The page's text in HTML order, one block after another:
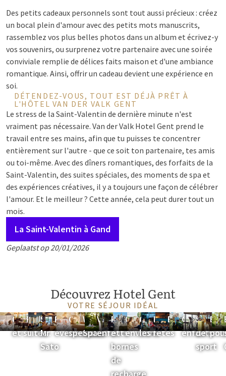
Des petits cadeaux personnels sont tout aussi précieux : créez
un bocal plein d'amour avec des petits mots manuscrits,
rassemblez vos plus belles photos dans un album et écrivez-y
vos souvenirs, ou surprenez votre partenaire avec une soirée
conviviale remplie de délices faits maison et d'une ambiance
romantique. Ainsi, offrir un cadeau devient une expérience en
soi.
DÉTENDEZ-VOUS, TOUT EST DÉJÀ PRÊT À
L'HÔTEL VAN DER VALK GENT
Le stress de la Saint-Valentin de dernière minute n'est
vraiment pas nécessaire. Van der Valk Hotel Gent prend le
travail entre ses mains, afin que tu puisses te concentrer
entièrement sur l'autre - que ce soit ton partenaire, tes amis
ou toi-même. Avec des dîners romantiques, des forfaits de la
Saint-Valentin, des suites spéciales, des moments de spa et
des expériences créatives, il y a toujours une façon de célébrer
l'amour. Et le meilleur ? Cette année, cela peut durer tout un
mois.
La Saint-Valentin à Gand
Geplaatst op 20/01/2026
Découvrez Hotel Gent
VOTRE SÉJOUR IDÉAL
Chambres
et suites
Restaurants
Skybar
Mr.
Sato
Réunions et
événements
Offres
spéciales
Weleda
Spa
Valk
enfants
Parking
et
bornes
de
Gent et
environs
Célébrez
les fêtes
Installations
Événements
Coin
enfants
Salle
de
sport